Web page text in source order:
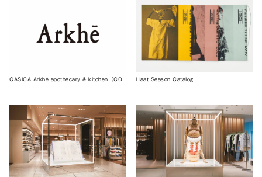
Haat Season Catalog